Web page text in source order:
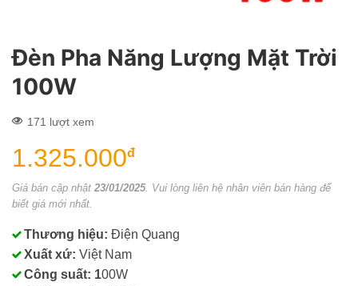
Đèn Pha Năng Lượng Mặt Trời
100W
171 lượt xem
1.325.000đ
Giá bán cập nhật 23/01/2025. Vui lòng liên hệ nhân viên bán hàng để
biết giá mới nhất.
Thương hiệu: Điện Quang
Xuất xứ: Việt Nam
Công suất: 100W